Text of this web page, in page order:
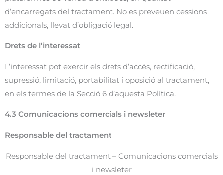
d’encarregats del tractament. No es preveuen cessions
addicionals, llevat d’obligació legal.
Drets de l’interessat
L’interessat pot exercir els drets d’accés, rectificació,
supressió, limitació, portabilitat i oposició al tractament,
en els termes de la Secció 6 d’aquesta Política.
4.3 Comunicacions comercials i newsleter
Responsable del tractament
Responsable del tractament – Comunicacions comercials
i newsleter